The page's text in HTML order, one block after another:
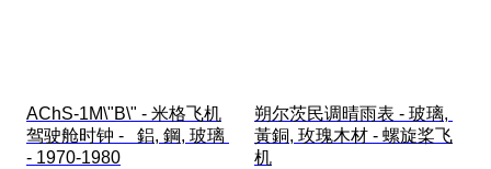
AChS-1M\"B\" - 米格飞机
驾驶舱时钟 -   鋁, 鋼, 玻璃
- 1970-1980
朔尔茨民调晴雨表 - 玻璃,
黃銅, 玫瑰木材 - 螺旋桨飞
机